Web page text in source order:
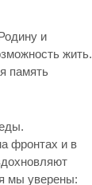
и
жить.
память
фронтах и в
мы уверены: